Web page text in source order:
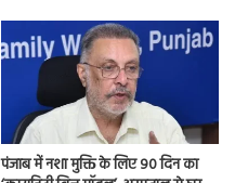
पंजाब में नशा मुक्ति के लिए 90 दिन का